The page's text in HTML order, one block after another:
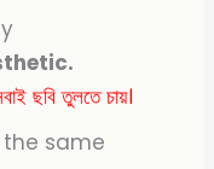
ছবি তুলতে চায়।
same